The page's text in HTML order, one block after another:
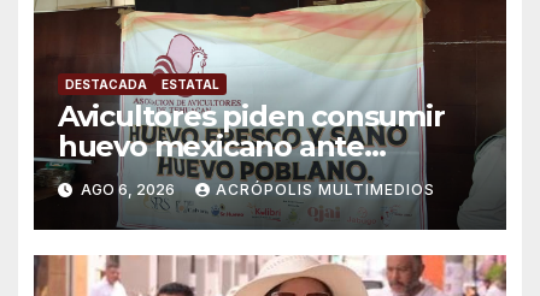
DESTACADA ESTATAL
Avicultores piden consumir
huevo mexicano ante
importaciones
AGO 6, 2026 ACRÓPOLIS MULTIMEDIOS